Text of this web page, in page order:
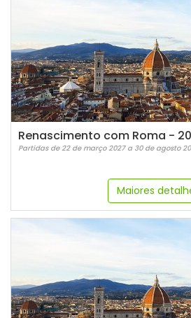
Renascimento com Roma -
Partidas de 22 de março 2027 a 30 de agosto
Maiores